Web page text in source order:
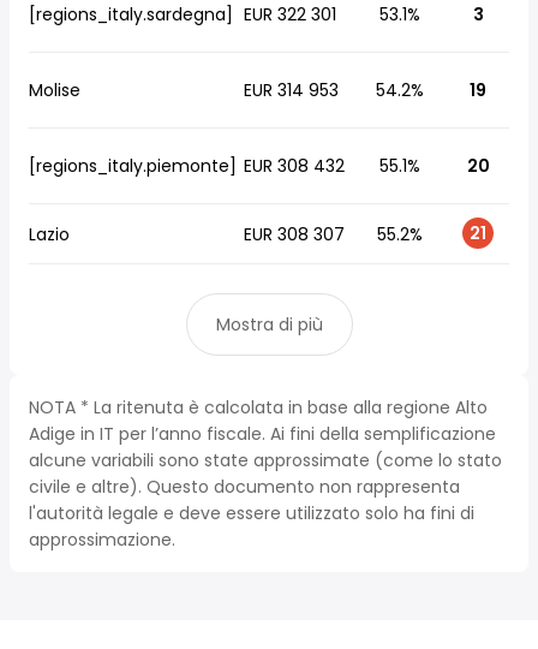
[regions_italy.sardegna] EUR 322 301 53.1% 3
Molise EUR 314 953 54.2% 19
[regions_italy.piemonte] EUR 308 432 55.1% 20
Lazio EUR 308 307 55.2% 21
Mostra di più
NOTA * La ritenuta è calcolata in base alla regione Alto
Adige in IT per l’anno fiscale. Ai fini della semplificazione
alcune variabili sono state approssimate (come lo stato
civile e altre). Questo documento non rappresenta
l'autorità legale e deve essere utilizzato solo ha fini di
approssimazione.